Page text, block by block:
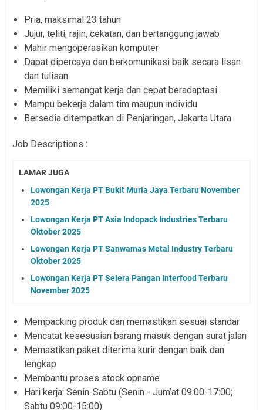
Pria, maksimal 23 tahun
Jujur, teliti, rajin, cekatan, dan bertanggung jawab
Mahir mengoperasikan komputer
Dapat dipercaya dan berkomunikasi baik secara lisan
dan tulisan
Memiliki semangat kerja dan cepat beradaptasi
Mampu bekerja dalam tim maupun individu
Bersedia ditempatkan di Penjaringan, Jakarta Utara
Job Descriptions :
LAMAR JUGA
Lowongan Kerja PT Bukit Muria Jaya Terbaru November
2025
Lowongan Kerja PT Asia Indopack Industries Terbaru
Oktober 2025
Lowongan Kerja PT Sanwamas Metal Industry Terbaru
Oktober 2025
Lowongan Kerja PT Selera Pangan Interfood Terbaru
November 2025
Mempacking produk dan memastikan sesuai standar
Mencatat kesesuaian barang masuk dengan surat jalan
Memastikan paket diterima kurir dengan baik dan
lengkap
Membantu proses stock opname
Hari kerja: Senin-Sabtu (Senin - Jum’at 09:00-17:00;
Sabtu 09:00-15:00)